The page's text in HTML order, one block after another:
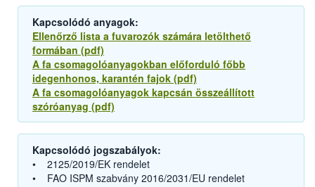
Kapcsolódó anyagok:
Ellenőrző lista a fuvarozók számára letölthető
formában (pdf)
A fa csomagolóanyagokban előforduló főbb
idegenhonos, karantén fajok (pdf)
A fa csomagolóanyagok kapcsán összeállított
szóróanyag (pdf)
Kapcsolódó jogszabályok:
• 2125/2019/EK rendelet
• FAO ISPM szabvány 2016/2031/EU rendelet